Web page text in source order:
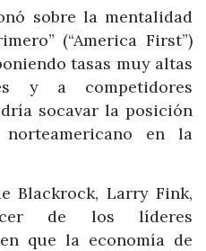
sobre la mentalidad
(“America First”)
tasas muy altas
y a competidores
socavar la posición
en la
Blackrock, Larry Fink,
de los líderes
que la economía de